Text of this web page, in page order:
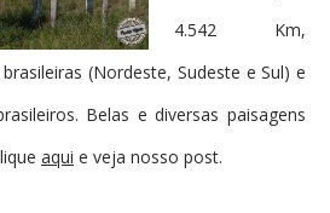
4.542 Km,
(Nordeste, Sudeste e Sul) e
Belas e diversas paisagens
aqui e veja nosso post.